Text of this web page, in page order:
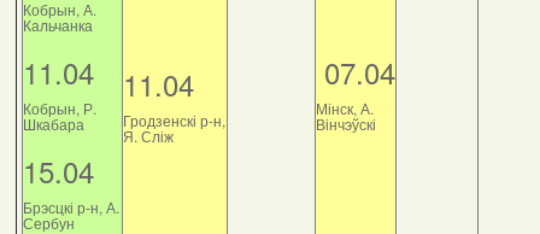
Кобрын, А.
Кальчанка
11.04
Кобрын, Р.
Шкабара
15.04
Брэсцкі р-н, А.
Сербун
11.04
Гродзенскі р-н,
Я. Сліж
07.04
Мінск, А.
Вінчэўскі